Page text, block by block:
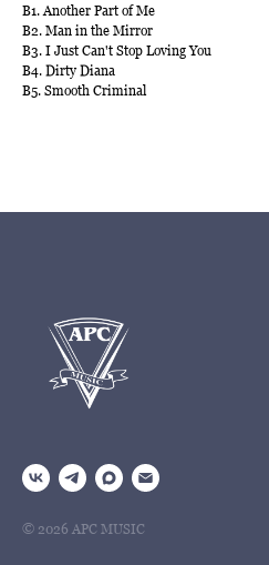
B1. Another Part of Me
B2. Man in the Mirror
B3. I Just Can't Stop Loving You
B4. Dirty Diana
B5. Smooth Criminal
© 2026 АРС MUSIC